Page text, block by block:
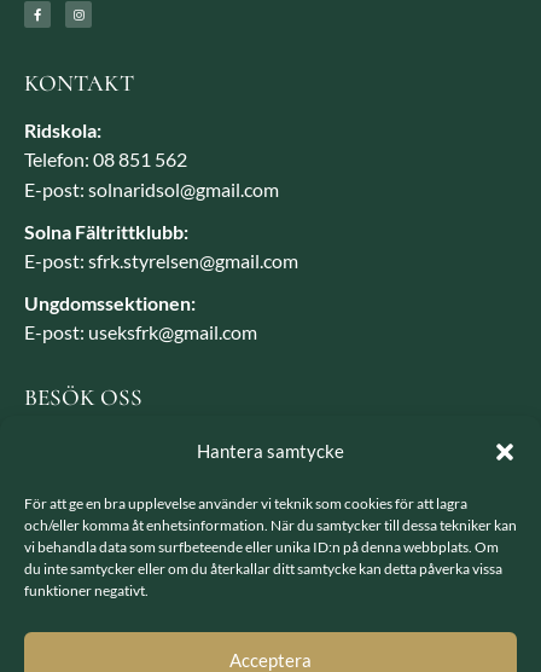
Hantera samtycke
För att ge en bra upplevelse använder vi teknik som cookies för att lagra
och/eller komma åt enhetsinformation. När du samtycker till dessa tekniker kan
vi behandla data som surfbeteende eller unika ID:n på denna webbplats. Om
du inte samtycker eller om du återkallar ditt samtycke kan detta påverka vissa
funktioner negativt.
Acceptera
KONTAKT
Ridskola:
Telefon: 08 851 562
E-post: solnaridsol@gmail.com
Solna Fältrittklubb:
E-post: sfrk.styrelsen@gmail.com
Ungdomssektionen:
E-post: useksfrk@gmail.com
BESÖK OSS
Besöksadress: Järvavägen 7, 170 79 Solna
LÄNKAR
Integritetspolicy
GDPR - hantering av personuppgifter